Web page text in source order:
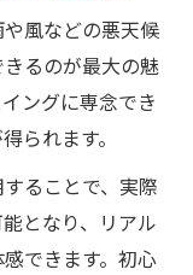
ィッティング
いフィッテ
合うクラブを
風などの悪天候
るのが最大の魅
ングに専念でき
られます。
ることで、実際
となり、リアル
できます。初心